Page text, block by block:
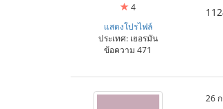
4
แสดงโปรไฟล์
ประเทศ: เยอรมัน
ข้อความ 471
26